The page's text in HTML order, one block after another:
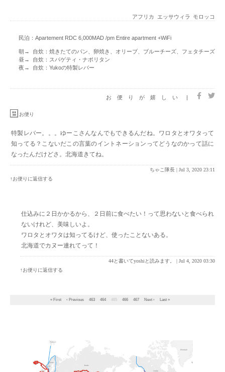
アフリカ エッサウィラ モロッコ
民泊：Apartement RDC 6,000MAD /pm Entire apartment +WiFi
朝→ 自炊：焼きたてのパン、卵焼き、オリーブ、ブルーチーズ、フェタチーズ
昼→ 自炊：スパゲティ・ナポリタン
夜→ 自炊：Yukoの特製レバー
お便りが嬉しい |
お便り
特製レバー。。。ゆーこさんなんでもできるんだね。ワロタとオワタって
知ってる？こないだこの言葉のイントネーションってどうなのかって話に
なったんだけどさ。北海道きてね。
ちゃこ隊長 | Jul 3, 2020 23:11
↑お便りに返信する
仕込みに２日かかるから、２日前に食べたい！って思わないと食べられ
ないけれど、美味しいよ。
ワロタとオワタは知ってるけど、使ったことないある。
北海道でカヌー連れてって！
44と書いてyoshiと読みます。 | Jul 4, 2020 03:30
↑お便りに返信する
« First ‹ Previous 463 464 465 466 467 Next › Last »